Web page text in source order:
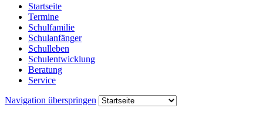
Startseite
Termine
Schulfamilie
Schulanfänger
Schulleben
Schulentwicklung
Beratung
Service
Navigation überspringen